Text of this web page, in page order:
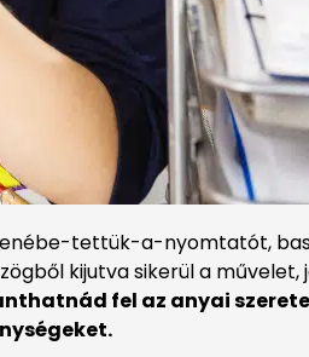
tettük-a-nyomtatót,
kijutva sikerül a művelet,
fel az anyai